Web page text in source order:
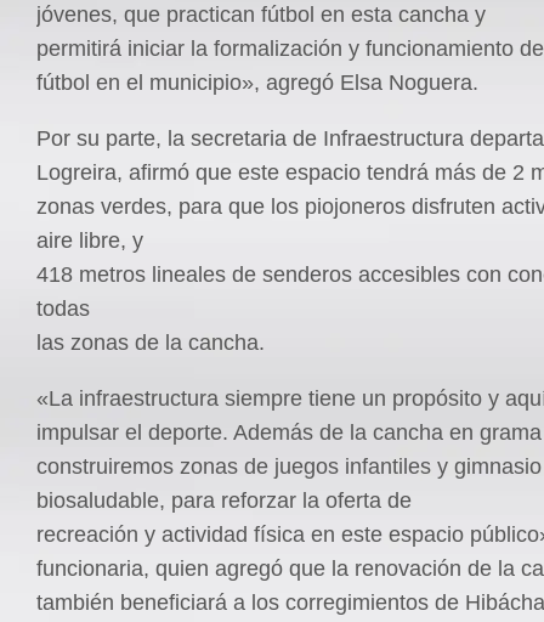
jóvenes, que practican fútbol en esta cancha y
permitirá iniciar la formalización y funcionamiento
fútbol en el municipio», agregó Elsa Noguera.
Por su parte, la secretaria de Infraestructura
Logreira, afirmó que este espacio tendrá más de 2
zonas verdes, para que los piojoneros disfruten
aire libre, y
418 metros lineales de senderos accesibles con
todas
las zonas de la cancha.
«La infraestructura siempre tiene un propósito y
impulsar el deporte. Además de la cancha en
construiremos zonas de juegos infantiles y gimnasio
biosaludable, para reforzar la oferta de
recreación y actividad física en este espacio
funcionaria, quien agregó que la renovación de la
también beneficiará a los corregimientos de